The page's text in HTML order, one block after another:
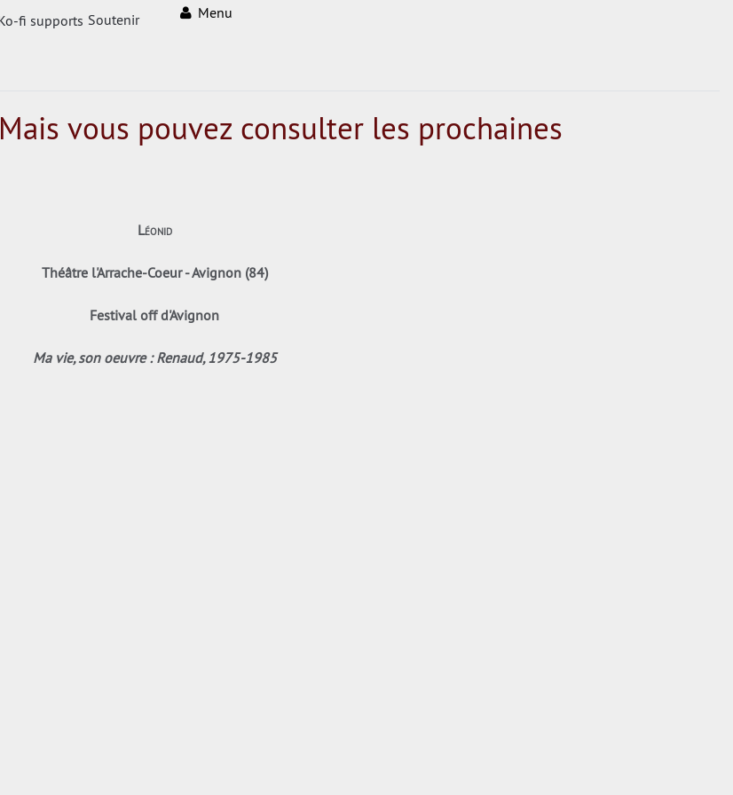
Soutenir Menu
Mais vous pouvez consulter les prochaines
Léonid
Théâtre l'Arrache-Coeur - Avignon (84)
Festival off d'Avignon
Ma vie, son oeuvre : Renaud, 1975-1985